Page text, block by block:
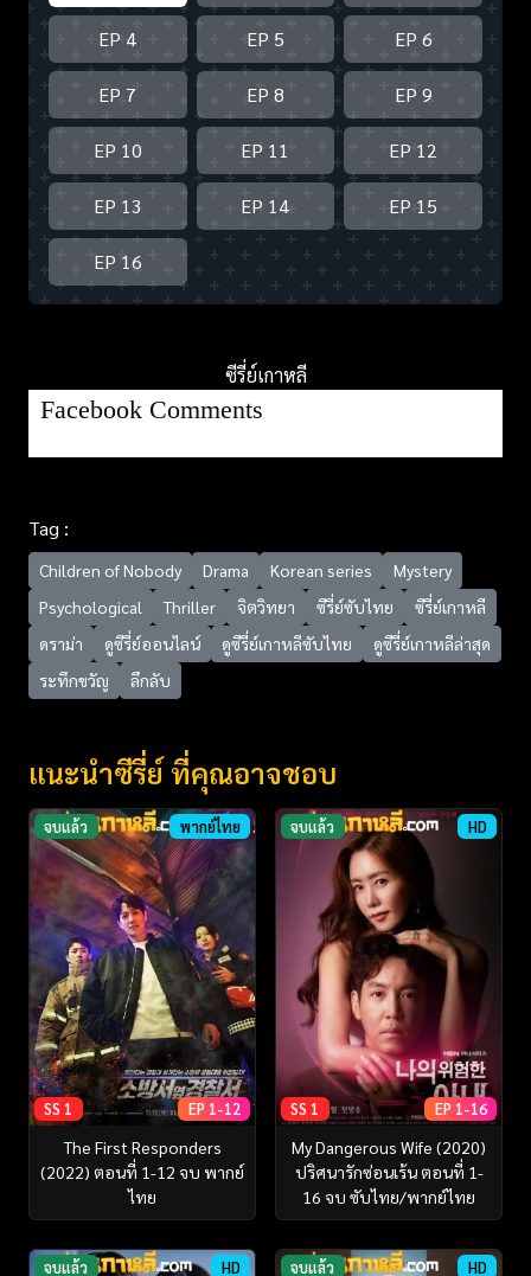
EP 4 EP 5 EP 6
EP 7 EP 8 EP 9
EP 10 EP 11 EP 12
EP 13 EP 14 EP 15
EP 16
ซีรี่ย์เกาหลี
Facebook Comments
Tag :
Children of Nobody Drama Korean series
Mystery
Psychological
Thriller จิตวิทยา ซีรี่ย์ซับไทย
ซีรี่ย์เกาหลี
ดราม่า
ดูซีรี่ย์ออนไลน์ ดูซีรี่ย์เกาหลีซับไทย
ดูซีรี่ย์เกาหลีล่าสุด
ระทึกขวัญ
ลึกลับ
แนะนำซีรี่ย์ ที่คุณอาจชอบ
จบแล้ว พากย์ไทย
SS 1 EP 1-12
The First Responders
(2022) ตอนที่ 1-12 จบ พากย์
ไทย
จบแล้ว HD
SS 1 EP 1-16
My Dangerous Wife (2020)
ปริศนารักซ่อนเร้น ตอนที่ 1-
16 จบ ซับไทย/พากย์ไทย
จบแล้ว HD จบแล้ว HD